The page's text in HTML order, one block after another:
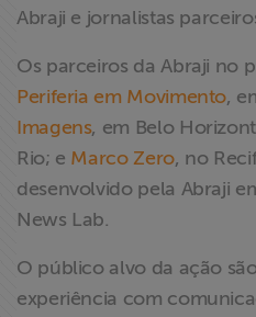
Abraji e jornalistas
Os parceiros da Abraji no
Periferia em Movimento,
Imagens, em Belo
Rio; e Marco Zero, no
desenvolvido pela Abraji
News Lab.
O público alvo da ação
experiência com